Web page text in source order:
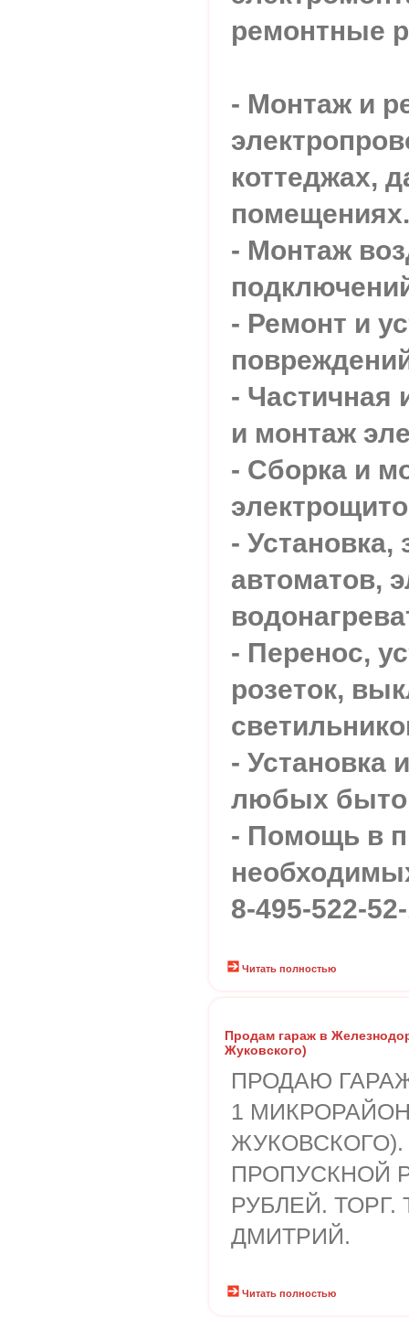
ремонтные
- Монтаж и
коттеджах,
помещениях.
- Монтаж
- Ремонт и
- Частичная
и монтаж
- Сборка и
- Установка,
автоматов,
- Перенос,
розеток,
- Установка
любых
- Помощь в
8-495-522-
Читать полностью
Продам гараж в
Жуковского)
ПРОДАЮ
1
ПРОПУСКНОЙ
РУБЛЕЙ. ТОРГ.
ДМИТРИЙ.
Читать полностью